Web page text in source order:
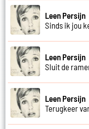
Leen Persijn
Sinds ik jou
Leen Persijn
Sluit de
Leen Persijn
Terugkeer